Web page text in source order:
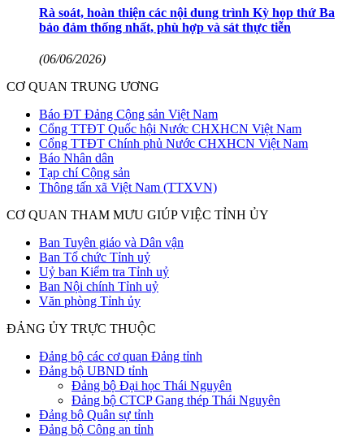
Rà soát, hoàn thiện các nội dung trình Kỳ họp thứ Ba
bảo đảm thống nhất, phù hợp và sát thực tiễn
(06/06/2026)
CƠ QUAN TRUNG ƯƠNG
Báo ĐT Đảng Cộng sản Việt Nam
Cổng TTĐT Quốc hội Nước CHXHCN Việt Nam
Cổng TTĐT Chính phủ Nước CHXHCN Việt Nam
Báo Nhân dân
Tạp chí Cộng sản
Thông tấn xã Việt Nam (TTXVN)
CƠ QUAN THAM MƯU GIÚP VIỆC TỈNH ỦY
Ban Tuyên giáo và Dân vận
Ban Tổ chức Tỉnh uỷ
Uỷ ban Kiểm tra Tỉnh uỷ
Ban Nội chính Tỉnh uỷ
Văn phòng Tỉnh ủy
ĐẢNG ỦY TRỰC THUỘC
Đảng bộ các cơ quan Đảng tỉnh
Đảng bộ UBND tỉnh
Đảng bộ Đại học Thái Nguyên
Đảng bộ CTCP Gang thép Thái Nguyên
Đảng bộ Quân sự tỉnh
Đảng bộ Công an tỉnh